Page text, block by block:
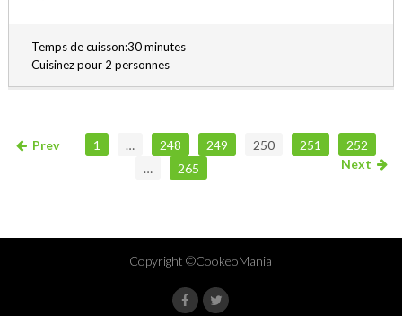
Temps de cuisson:30 minutes
Cuisinez pour 2 personnes
Prev 1 … 248 249 250 251
252
…
265 Next
Copyright ©CookeoMania